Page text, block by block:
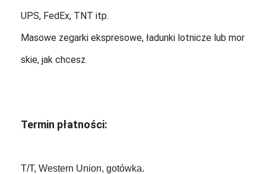
UPS, FedEx, TNT itp.
Masowe zegarki ekspresowe, ładunki lotnicze lub mor
skie, jak chcesz.
Termin płatności:
T/T, Western Union, gotówka.